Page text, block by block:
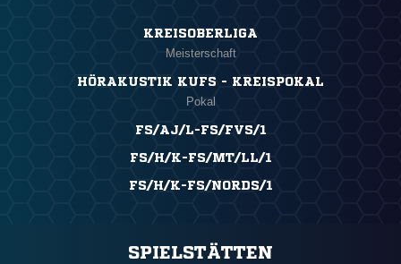
KREISOBERLIGA
Meisterschaft
HÖRAKUSTIK KUFS - KREISPOKAL
Pokal
FS/AJ/L-FS/FVS/1
FS/H/K-FS/MT/LL/1
FS/H/K-FS/NORDS/1
SPIELSTÄTTEN